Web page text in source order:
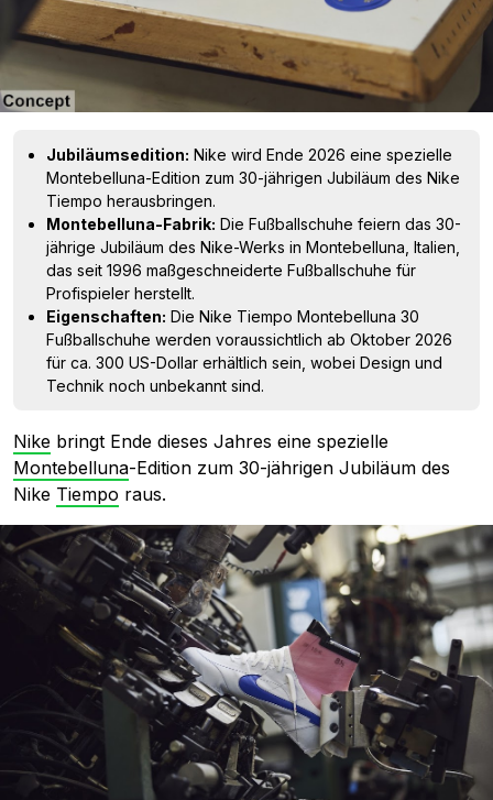
Jubiläumsedition: Nike wird Ende 2026 eine spezielle
Montebelluna-Edition zum 30-jährigen Jubiläum des Nike
Tiempo herausbringen.
Montebelluna-Fabrik: Die Fußballschuhe feiern das 30-
jährige Jubiläum des Nike-Werks in Montebelluna, Italien,
das seit 1996 maßgeschneiderte Fußballschuhe für
Profispieler herstellt.
Eigenschaften: Die Nike Tiempo Montebelluna 30
Fußballschuhe werden voraussichtlich ab Oktober 2026
für ca. 300 US-Dollar erhältlich sein, wobei Design und
Technik noch unbekannt sind.
Nike bringt Ende dieses Jahres eine spezielle
Montebelluna-Edition zum 30-jährigen Jubiläum des
Nike Tiempo raus.